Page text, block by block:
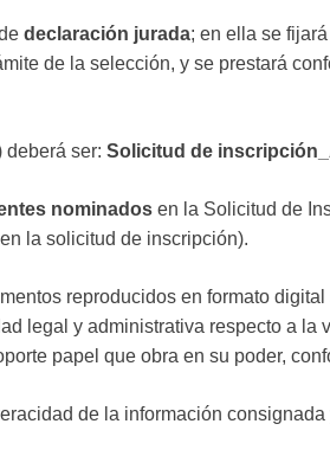
declaración jurada; en ella se
de la selección, y se prestará
deberá ser: Solicitud de
nominados en la Solicitud de
la solicitud de inscripción).
reproducidos en formato
legal y administrativa respecto a
papel que obra en su poder,
de la información